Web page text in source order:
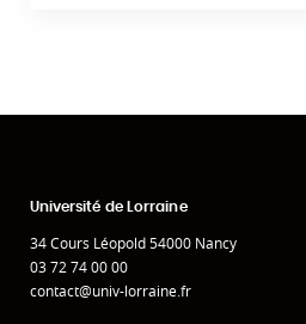
Université de Lorraine
34 Cours Léopold 54000 Nancy
03 72 74 00 00
contact@univ-lorraine.fr